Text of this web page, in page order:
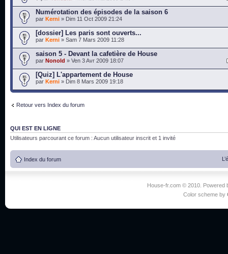
Numérotation des épisodes de la saison 6
par Kerni » Dim 11 Oct 2009 21:24
[dossier] Les paris sont ouverts...
par Kerni » Sam 7 Mars 2009 11:28
saison 5 - Devant la cafetière de House
par Nonold » Ven 3 Avr 2009 18:07
[Quiz] L'appartement de House
par Kerni » Dim 8 Mars 2009 19:18
Retour vers Index du forum
QUI EST EN LIGNE
Utilisateurs parcourant ce forum : Aucun utilisateur inscrit et 1 invité
Index du forum
House-fr.com © 2010. Powered
Color scheme by